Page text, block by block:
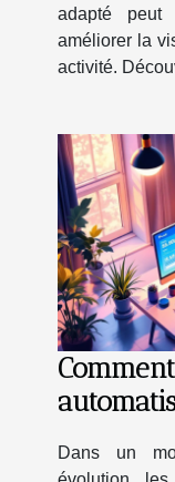
adapté peut
améliorer la
activité.
SEO
Dans un